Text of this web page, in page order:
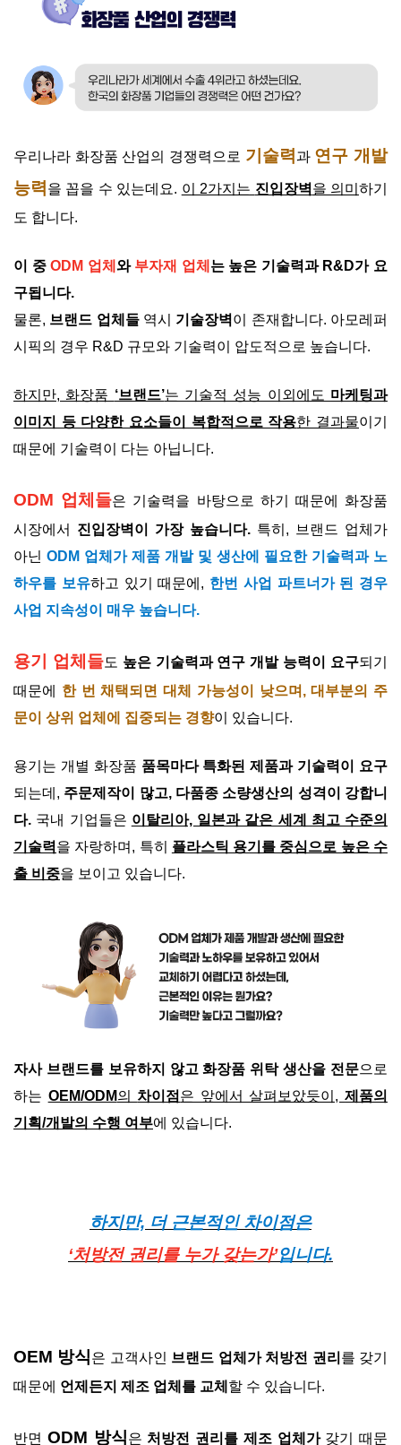
우리나라 화장품 산업의 경쟁력으로 기술력 과 연구 개발
능력 을 꼽을 수 있는데요. 이 2가지는 진입장벽을 의미하기
도 합니다.
이 중ODM 업체 와 부자재 업체 는 높은 기술력과 R&D가 요
구됩니다.
물론, 브랜드 업체들역시 기술장벽이 존재합니다. 아모레퍼
시픽의 경우 R&D 규모와 기술력이 압도적으로 높습니다.
하지만, 화장품 ‘브랜드’는 기술적 성능 이외에도 마케팅과
이미지 등 다양한 요소들이 복합적으로 작용한 결과물이기
때문에 기술력이 다는 아닙니다.
ODM 업체들은 기술력을 바탕으로 하기 때문에 화장품
시장에서 진입장벽이 가장 높습니다. 특히, 브랜드 업체가
아닌 ODM 업체가 제품 개발 및 생산에 필요한 기술력과 노
하우를 보유하고 있기 때문에, 한번 사업 파트너가 된 경우
사업 지속성이 매우 높습니다.
용기 업체들도 높은 기술력과 연구 개발 능력이 요구되기
때문에 한 번 채택되면 대체 가능성이 낮으며, 대부분의 주
문이 상위 업체에 집중되는 경향이 있습니다.
용기는 개별 화장품 품목마다 특화된 제품과 기술력이 요구
되는데, 주문제작이 많고, 다품종 소량생산의 성격이 강합니
다. 국내 기업들은 이탈리아, 일본과 같은 세계 최고 수준의
기술력을 자랑하며, 특히 플라스틱 용기를 중심으로 높은 수
출 비중을 보이고 있습니다.
자사 브랜드를 보유하지 않고 화장품 위탁 생산을 전문으로
하는 OEM/ODM의 차이점 은 앞에서 살펴보았듯이,제품의
기획/개발의 수행 여부에 있습니다.
하지만, 더 근본적인 차이점은
‘처방전 권리를 누가 갖는가’입니다.
OEM 방식은 고객사인 브랜드 업체가 처방전 권리 를 갖기
때문에 언제든지 제조 업체를 교체 할 수 있습니다.
반면 ODM 방식은 처방전 권리를 제조 업체가갖기 때문